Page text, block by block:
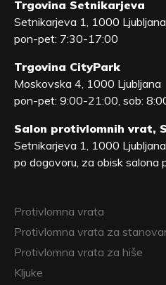
Trgovina Setnikarjeva
Setnikarjeva 1, 1000 Ljubljana
pon-pet: 7:30-17:00
Trgovina CityPark
Moskovska 4, 1000 Ljubljana
pon-pet: 9:00-21:00, sob:
Salon protivlomnih vrat,
Setnikarjeva 1, 1000 Ljubljana
po dogovoru, za obisk
Protivlomna vrata
Protivlomna vrata za
Protivlomna vrata za hiše
Kljuke